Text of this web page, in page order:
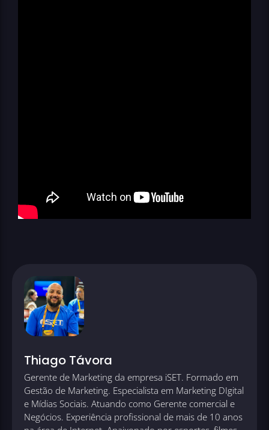
Thiago Távora
Gerente de Marketing da empresa iSET. Formado em
Gestão de Marketing. Especialista em Marketing DIgital
e Mídias Sociais. Atuando como Gerente comercial e
Negócios. Experiência profissional de mais de 10 anos